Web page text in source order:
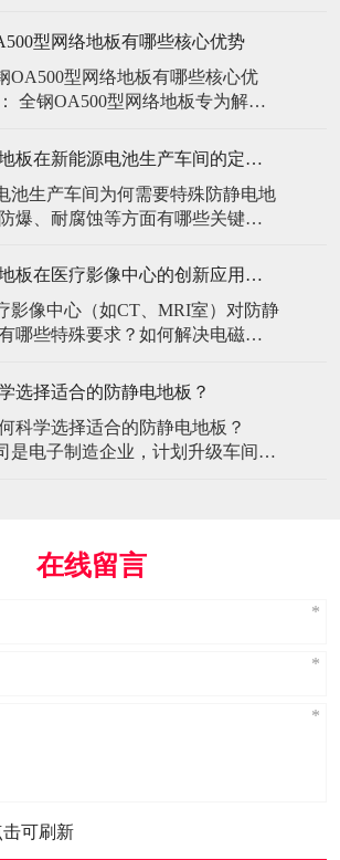
算机房规划区域内最重设备的单
通常指服务器机柜的支脚压
通常在1960N，主流的优质复合地
型网络地板有哪些核心优势
OA500型网络地板有哪些核心优
全钢OA500型网络地板专为解决
优势： 高强度结构：采用优质冷
伸焊接成型，表面磷化后静电喷
耐磨，承重性能优异。 便捷布
活动线槽板设计，可轻松掀起盖
防静电地板在新能源电池生产车间的定制化解决方案
池生产车间为何需要特殊防静电地
爆、耐腐蚀等方面有哪些关键技
的特殊场景，需要全方位防护方
防爆等级：Ex IIB T4（ATEX认
电泄放速度：<0.
防静电地板在医疗影像中心的创新应用方案
影像中心（如CT、MRI室）对防静
哪些特殊要求？如何解决电磁干
性对防静电地板提出了前所未有
特殊需求 电磁兼容性要求 •
完全无磁：磁化率<0.001（
选择适合的防静电地板？
科学选择适合的防静电地板？
是电子制造企业，计划升级车间地
技术指标及长期维护成本综合考
深耕行业多年的广东立品地板科
在线留言